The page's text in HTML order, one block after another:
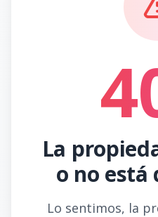
La
o no está
Lo sentimos, la